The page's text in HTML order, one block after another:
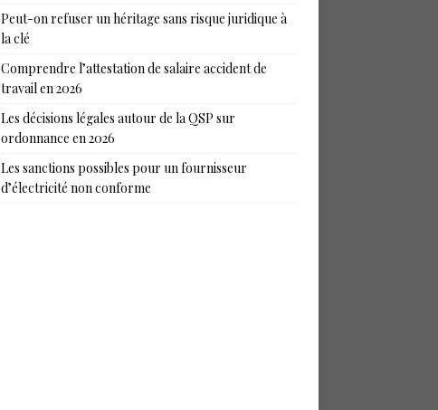
Peut-on refuser un héritage sans risque juridique à
la clé
Comprendre l’attestation de salaire accident de
travail en 2026
Les décisions légales autour de la QSP sur
ordonnance en 2026
Les sanctions possibles pour un fournisseur
d’électricité non conforme